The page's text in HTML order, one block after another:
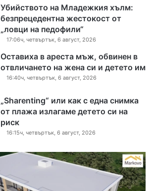
Убийството на Младежкия хълм:
безпрецедентна жестокост от
„ловци на педофили“
17:06ч, четвъртък, 6 август, 2026
Оставиха в ареста мъж, обвинен в
отвличането на жена си и детето им
16:40ч, четвъртък, 6 август, 2026
„Sharenting“ или как с една снимка
от плажа излагаме детето си на
риск
16:15ч, четвъртък, 6 август, 2026